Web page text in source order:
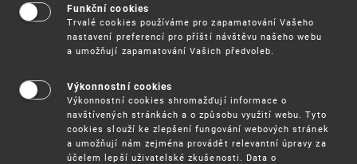
Vynálezy / Patenty
Užitnévzory
Ochrannéznámky
Funkční cookies
Trvalé cookies používáme pro zapamatování Vašeho
nastavení preferencí pro příští návštěvu našeho webu
a umožňují zapamatování Vašich předvoleb.
Výkonnostní cookies
Výkonnostní cookies shromažďují informace o
navštívených stránkách a o způsobu využití webu. Tyto
cookies slouží ke zlepšení fungování webových stránek
a umožňují nám zejména provádět relevantní úpravy za
účelem lepší uživatelské zkušenosti. Data o